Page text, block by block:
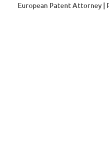
European Patent Attorney |